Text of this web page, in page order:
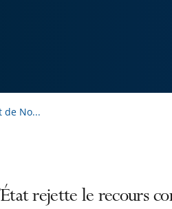
de No...
rejette le recours